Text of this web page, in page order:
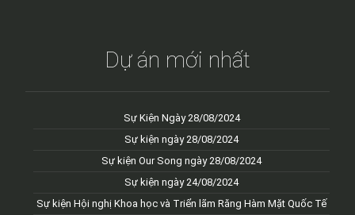
Dự án mới nhất
Sự Kiện Ngày 28/08/2024
Sự kiện ngày 28/08/2024
Sự kiện Our Song ngày 28/08/2024
Sự kiện ngày 24/08/2024
Sự kiện Hội nghị Khoa học và Triển lãm Răng Hàm Mặt Quốc Tế